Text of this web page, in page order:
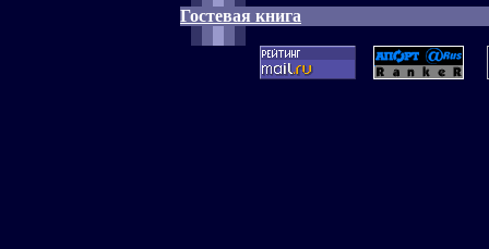
Гостевая книга